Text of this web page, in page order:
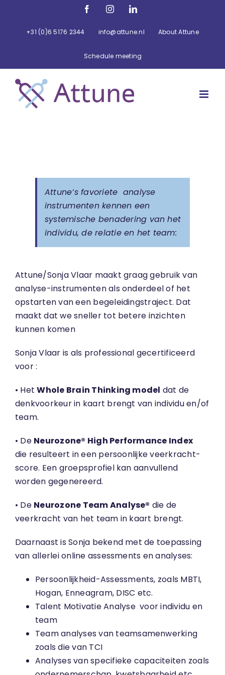
FacebookInstagramLinkedIn
+31 (0)6 5176 2344 info@attune.nl About Attune
Schedule meeting
Attune’s favoriete analyse
instrumenten kennen een
systemische benadering van het
individu, de relatie en het team:
Attune/Sonja Vlaar maakt graag gebruik van
analyse-instrumenten als onderdeel of het
opstarten van een begeleidingstraject. Dat
maakt dat we sneller tot betere inzichten
kunnen komen
Sonja Vlaar is als professional gecertificeerd
voor :
• HetWhole Brain Thinking model dat de
denkvoorkeur in kaart brengt van individu en/of
team.
• De Neurozone® High Performance Index
die resulteert in een persoonlijke veerkracht-
score. Een groepsprofiel kan aanvullend
worden gegenereerd.
• De Neurozone Team Analyse® die de
veerkracht van het team in kaart brengt.
Daarnaast is Sonja bekend met de toepassing
van allerlei online assessments en analyses:
Persoonlijkheid-Assessments, zoals MBTI,
Hogan, Enneagram, DISC etc.
Talent Motivatie Analyse voor individu en
team
Team analyses van teamsamenwerking
zoals die van TCI
Analyses van specifieke capaciteiten zoals